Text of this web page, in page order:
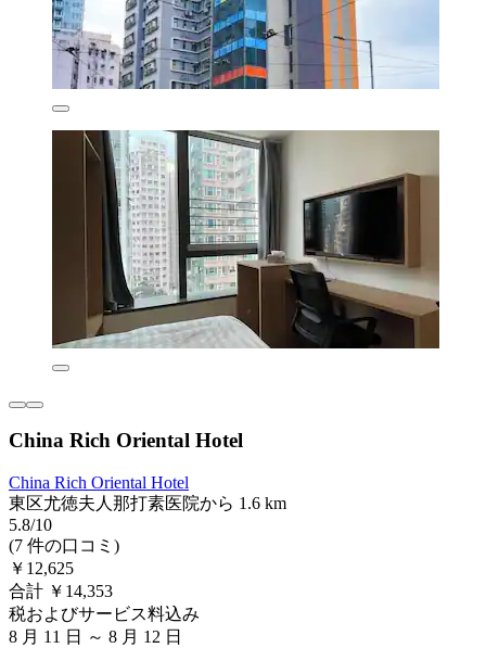
China Rich Oriental Hotel
China Rich Oriental Hotel
東区尤徳夫人那打素医院から 1.6 km
5.8/10
(7 件の口コミ)
￥12,625
合計 ￥14,353
税およびサービス料込み
8 月 11 日 ～ 8 月 12 日